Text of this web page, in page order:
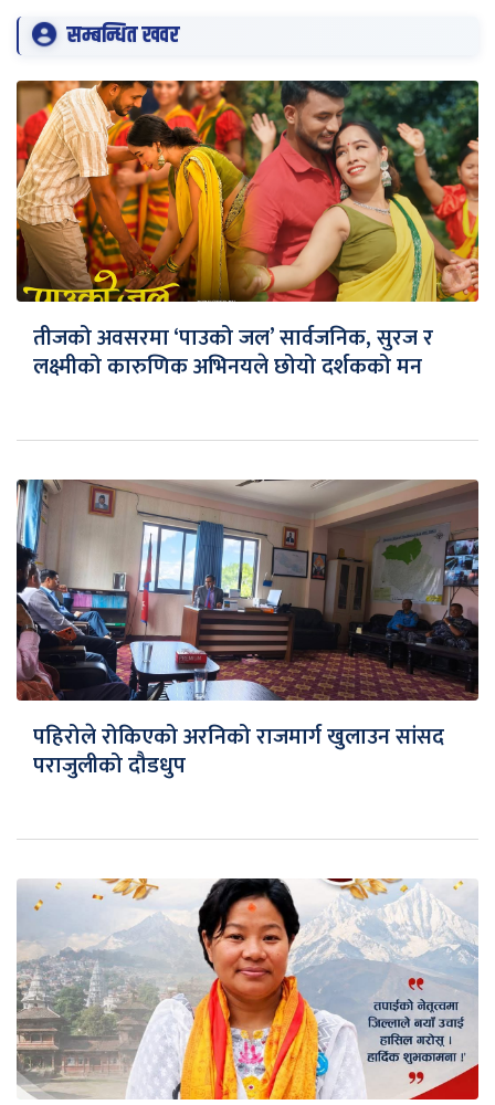
सम्बन्धित खवर
तीजको अवसरमा ‘पाउको जल’ सार्वजनिक, सुरज र
लक्ष्मीको कारुणिक अभिनयले छोयो दर्शकको मन
पहिरोले रोकिएको अरनिको राजमार्ग खुलाउन सांसद
पराजुलीको दौडधुप